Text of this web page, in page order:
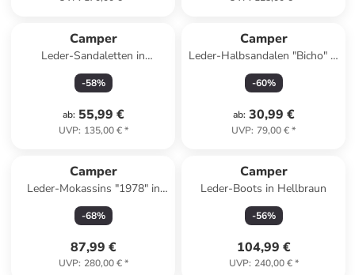
Camper
Leder-Sandaletten in
Hellbraun
-58%
ab: 55,99 €
UVP: 135,00 €*
Camper
Leder-Halbsandalen "Bicho" in
Rosa
-60%
ab: 30,99 €
UVP: 79,00 €*
Camper
Leder-Mokassins "1978" in
Creme
-68%
87,99 €
UVP: 280,00 €*
Camper
Leder-Boots in Hellbraun
-56%
104,99 €
UVP: 240,00 €*